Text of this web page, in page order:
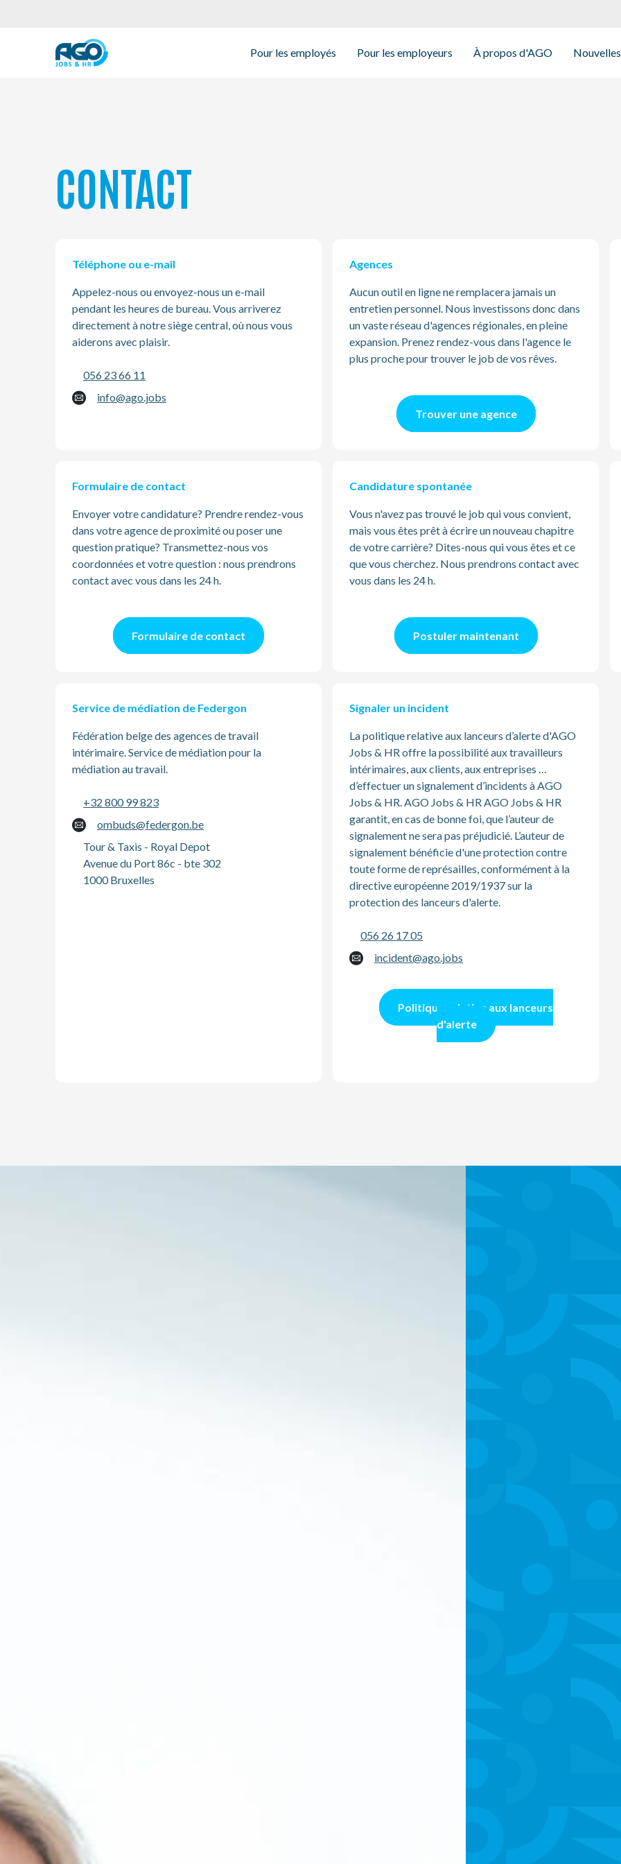
Pour les employés Pour les employeurs À propos d'AGO Nouvelles
Pour les employés
Nouvelles
Mon AGO
CONTACT
Téléphone ou e-mail
Appelez-nous ou envoyez-nous un e-mail
pendant les heures de bureau. Vous arriverez
directement à notre siège central, où nous vous
aiderons avec plaisir.
056 23 66 11
info@ago.jobs
Agences
Aucun outil en ligne ne remplacera jamais un
entretien personnel. Nous investissons donc dans
un vaste réseau d'agences régionales, en pleine
expansion. Prenez rendez-vous dans l'agence le
plus proche pour trouver le job de vos rêves.
Trouver une agence
Formulaire de contact
Envoyer votre candidature? Prendre rendez-vous
dans votre agence de proximité ou poser une
question pratique? Transmettez-nous vos
coordonnées et votre question : nous prendrons
contact avec vous dans les 24 h.
Formulaire de contact
Candidature spontanée
Vous n'avez pas trouvé le job qui vous convient,
mais vous êtes prêt à écrire un nouveau chapitre
de votre carrière? Dites-nous qui vous êtes et ce
que vous cherchez. Nous prendrons contact avec
vous dans les 24 h.
Postuler maintenant
Service de médiation de Federgon
Fédération belge des agences de travail
intérimaire. Service de médiation pour la
médiation au travail.
+32 800 99 823
ombuds@federgon.be
Tour & Taxis - Royal Depot
Avenue du Port 86c - bte 302
1000 Bruxelles
Signaler un incident
La politique relative aux lanceurs d’alerte d'AGO
Jobs & HR offre la possibilité aux travailleurs
intérimaires, aux clients, aux entreprises …
d’effectuer un signalement d’incidents à AGO
Jobs & HR. AGO Jobs & HR AGO Jobs & HR
garantit, en cas de bonne foi, que l’auteur de
signalement ne sera pas préjudicié. L’auteur de
signalement bénéficie d'une protection contre
toute forme de représailles, conformément à la
directive européenne 2019/1937 sur la
protection des lanceurs d'alerte.
056 26 17 05
incident@ago.jobs
Politique relative aux lanceurs
d'alerte